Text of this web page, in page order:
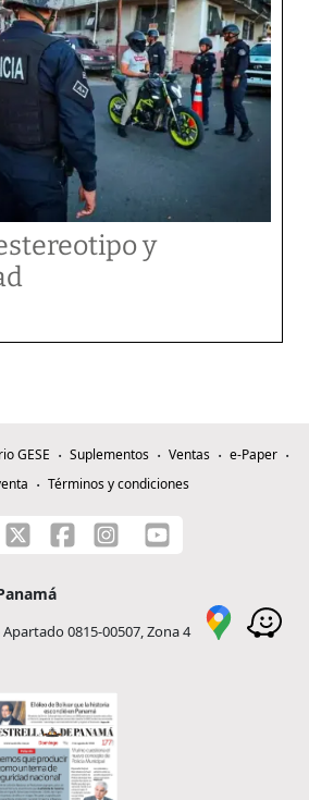
y
GESE Suplementos Ventas
e-Paper
Términos y condiciones
0815-00507, Zona 4